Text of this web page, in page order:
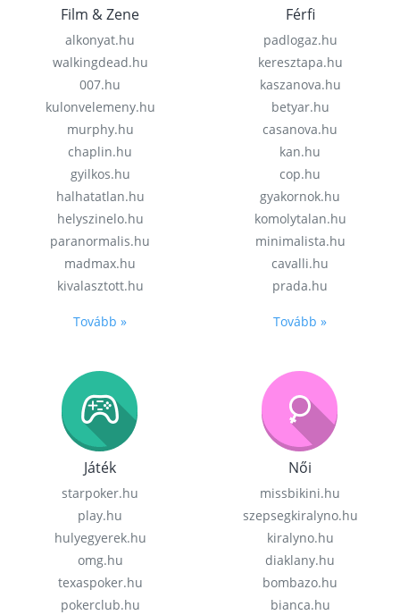
Film & Zene
alkonyat.hu
walkingdead.hu
007.hu
kulonvelemeny.hu
murphy.hu
chaplin.hu
gyilkos.hu
halhatatlan.hu
helyszinelo.hu
paranormalis.hu
madmax.hu
kivalasztott.hu
Tovább »
Férfi
padlogaz.hu
keresztapa.hu
kaszanova.hu
betyar.hu
casanova.hu
kan.hu
cop.hu
gyakornok.hu
komolytalan.hu
minimalista.hu
cavalli.hu
prada.hu
Tovább »
Játék
starpoker.hu
play.hu
hulyegyerek.hu
omg.hu
texaspoker.hu
pokerclub.hu
Női
missbikini.hu
szepsegkiralyno.hu
kiralyno.hu
diaklany.hu
bombazo.hu
bianca.hu